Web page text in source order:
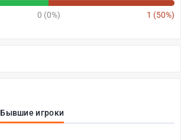
0 (0%) 1 (50%)
Бывшие игроки